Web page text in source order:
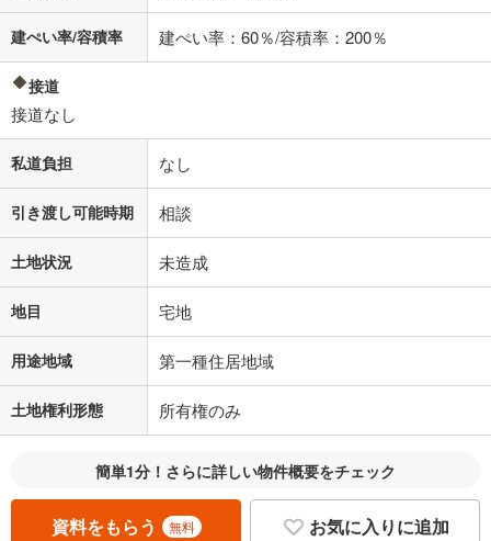
建ぺい率/容積率 建ぺい率：60％/容積率：200％
接道
接道なし
私道負担 なし
引き渡し可能時期 相談
土地状況 未造成
地目 宅地
用途地域 第一種住居地域
土地権利形態 所有権のみ
簡単1分！さらに詳しい物件概要をチェック
資料をもらう 無料 お気に入りに追加